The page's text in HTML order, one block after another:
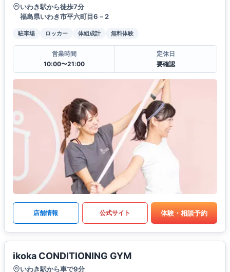
いわき駅から徒歩7分
福島県いわき市平六町目6－2
駐車場 ロッカー 体組成計 無料体験
営業時間
10:00〜21:00
定休日
要確認
店舗情報 公式サイト 体験・相談予約
ikoka CONDITIONING GYM
いわき駅から車で9分